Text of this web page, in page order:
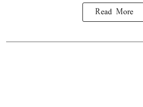
Read More